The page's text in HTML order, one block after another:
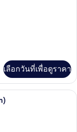
เลือกวันที่เพื่อดูราคา
ภัยในห้องพัก, โต๊ะทำงาน,